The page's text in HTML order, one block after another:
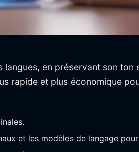
en préservant son ton
rapide et plus économique
et les modèles de langage